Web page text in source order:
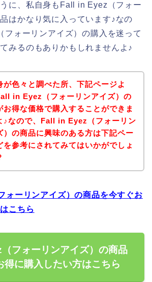
に、私自身もFall in Eyez（フォー
はかなり気に入っています♪なの
ォーリンアイズ）の購入を迷って
みるのもありかもしれませんよ♪
が色々と調べた所、下記ページよ
in Eyez（フォーリンアイズ）の
お得な価格で購入することができま
♪なので、Fall in Eyez（フォーリン
）の商品に興味のある方は下記ペー
を参考にされてみてはいかがでしょ
ォーリンアイズ）の商品を今すぐお
こちら
フォーリンアイズ）の商品
得に購入したい方はこちら